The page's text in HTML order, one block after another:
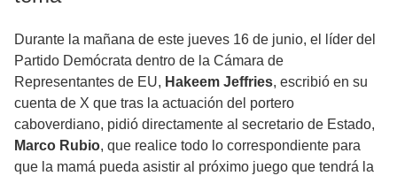
Durante la mañana de este jueves 16 de junio, el líder del
Partido Demócrata dentro de la Cámara de
Representantes de EU, Hakeem Jeffries, escribió en su
cuenta de X que tras la actuación del portero
caboverdiano, pidió directamente al secretario de Estado,
Marco Rubio, que realice todo lo correspondiente para
que la mamá pueda asistir al próximo juego que tendrá la